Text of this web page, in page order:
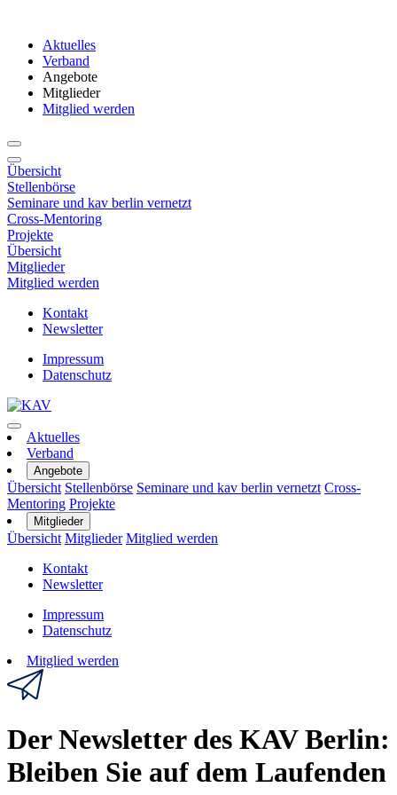
Aktuelles
Verband
Angebote
Mitglieder
Mitglied werden
Übersicht
Stellenbörse
Seminare und kav berlin vernetzt
Cross-Mentoring
Projekte
Übersicht
Mitglieder
Mitglied werden
Kontakt
Newsletter
Impressum
Datenschutz
Aktuelles
Verband
Angebote
Übersicht Stellenbörse Seminare und kav berlin vernetzt Cross-
Mentoring Projekte
Mitglieder
Übersicht Mitglieder Mitglied werden
Kontakt
Newsletter
Impressum
Datenschutz
Mitglied werden
Der Newsletter des KAV Berlin:
Bleiben Sie auf dem Laufenden